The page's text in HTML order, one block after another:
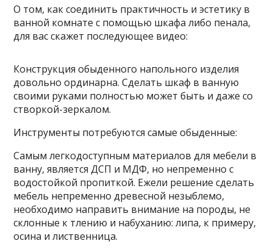
О том, как соединить практичность и эстетику в
ванной комнате с помощью шкафа либо пенала,
для вас скажет последующее видео:
Конструкция обыденного напольного изделия
довольно ординарна. Сделать шкаф в ванную
своими руками полностью может быть и даже со
створкой-зеркалом.
Инструменты потребуются самые обыденные:
Самым легкодоступным материалов для мебели в
ванну, является ДСП и МДФ, но непременно с
водостойкой пропиткой. Ежели решение сделать
мебель непременно древесной незыблемо,
необходимо направить внимание на породы, не
склонные к тлению и набуханию: липа, к примеру,
осина и лиственница.